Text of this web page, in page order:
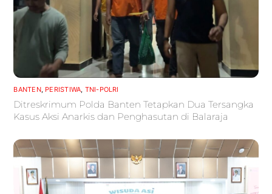
BANTEN, PERISTIWA, TNI-POLRI
Ditreskrimum Polda Banten Tetapkan Dua Tersangka
Kasus Aksi Anarkis dan Penghasutan di Balaraja